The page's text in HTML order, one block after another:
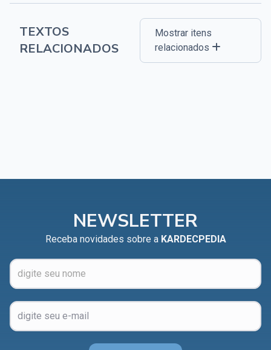
TEXTOS
RELACIONADOS
Mostrar itens
relacionados
NEWSLETTER
Receba novidades sobre a KARDECPEDIA